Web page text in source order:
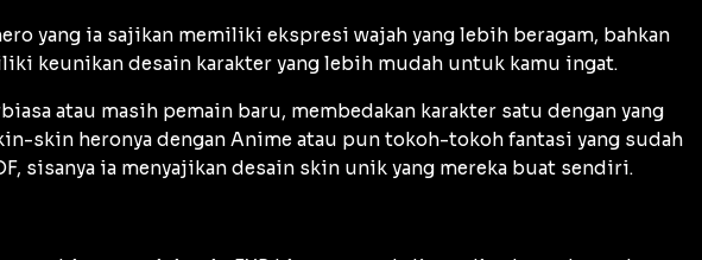
yang ia sajikan memiliki ekspresi wajah yang lebih beragam, bahkan
keunikan desain karakter yang lebih mudah untuk kamu ingat.
atau masih pemain baru, membedakan karakter satu dengan yang
skin heronya dengan Anime atau pun tokoh-tokoh fantasi yang sudah
sisanya ia menyajikan desain skin unik yang mereka buat sendiri.